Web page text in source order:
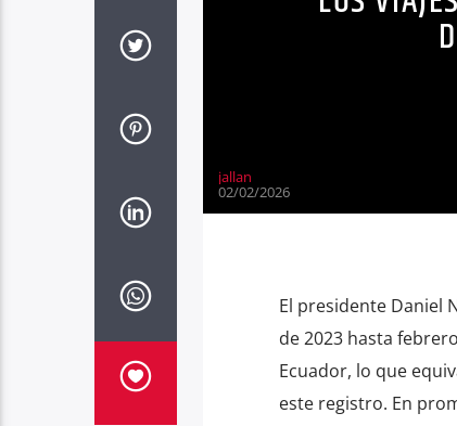
jallan
02/02/2026
El presidente Daniel
de 2023 hasta
Ecuador, lo que
este registro. En